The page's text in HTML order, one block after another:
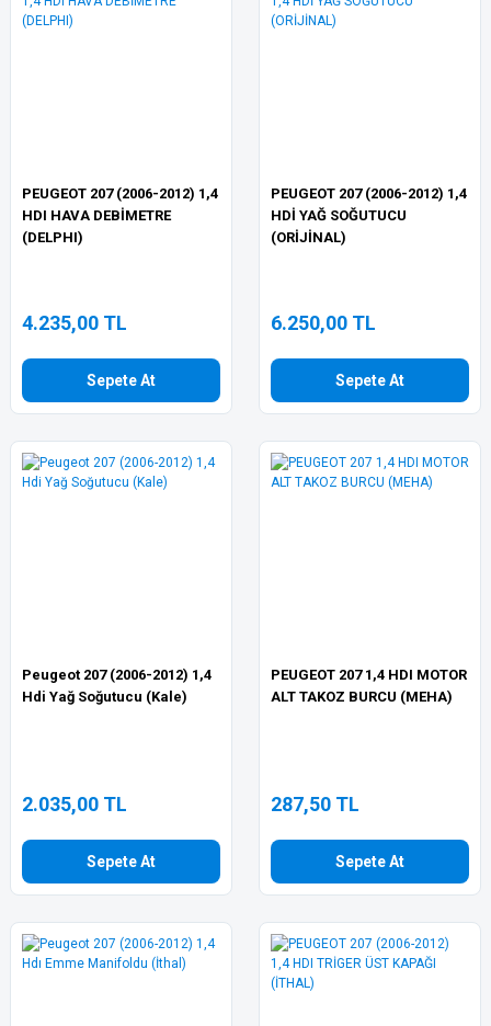
PEUGEOT 207 (2006-2012) 1,4
HDI HAVA DEBİMETRE
(DELPHI)
4.235,00 TL
Sepete At
PEUGEOT 207 (2006-2012) 1,4
HDİ YAĞ SOĞUTUCU
(ORİJİNAL)
6.250,00 TL
Sepete At
Peugeot 207 (2006-2012) 1,4
Hdi Yağ Soğutucu (Kale)
2.035,00 TL
Sepete At
PEUGEOT 207 1,4 HDI MOTOR
ALT TAKOZ BURCU (MEHA)
287,50 TL
Sepete At